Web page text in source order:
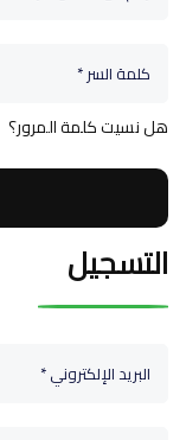
هل نسيت كلمة المرور؟
التسجيل